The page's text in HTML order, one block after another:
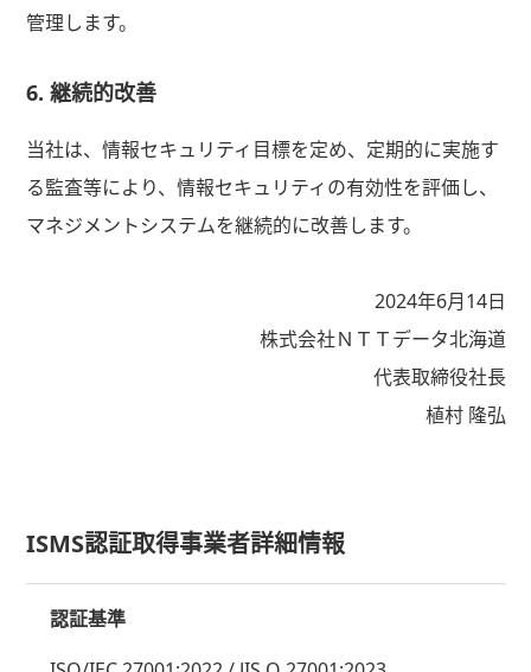
管理します。
6. 継続的改善
当社は、情報セキュリティ目標を定め、定期的に実施す
る監査等により、情報セキュリティの有効性を評価し、
マネジメントシステムを継続的に改善します。
2024年6月14日
株式会社ＮＴＴデータ北海道
代表取締役社長
植村 隆弘
ISMS認証取得事業者詳細情報
認証基準